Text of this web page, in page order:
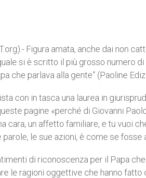
Figura amata, anche dai non
si è scritto il più grosso numero
che parlava alla gente” (Paoline
con in tasca una laurea in
pagine «perché di Giovanni
cara, un affetto familiare, e tu vuoi
le sue azioni, è come se fosse
di riconoscenza per il Papa
le ragioni oggettive che hanno fatto